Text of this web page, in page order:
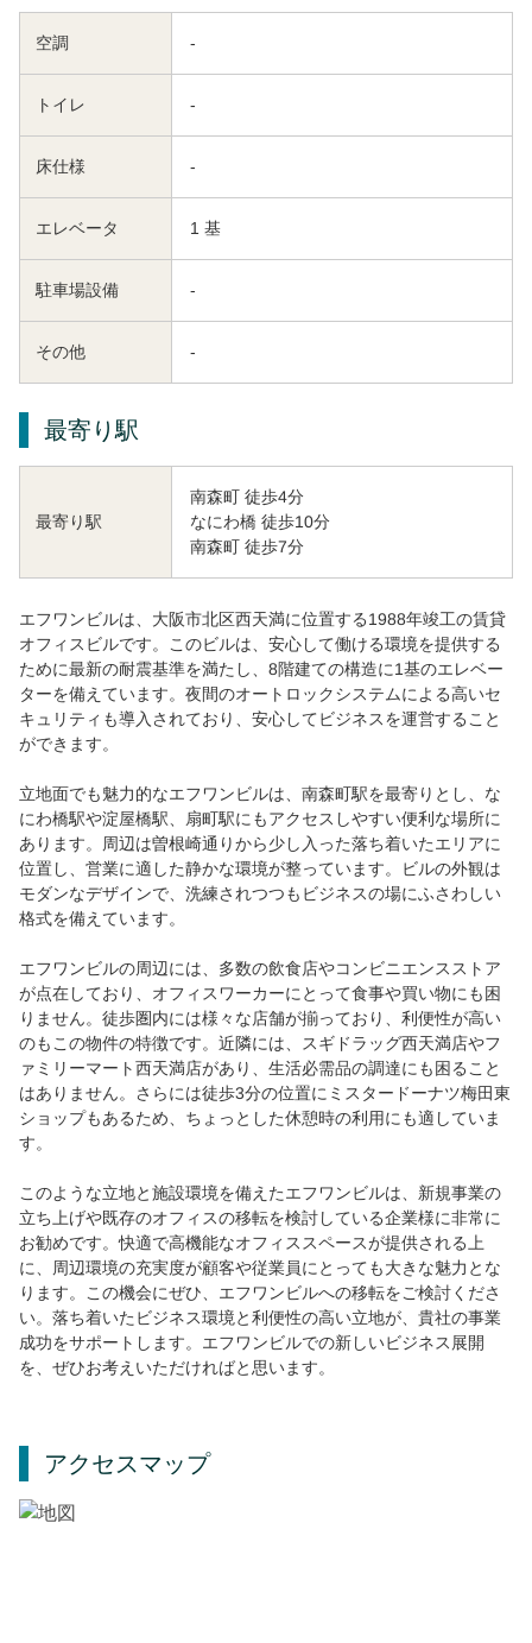
空調 -
トイレ -
床仕様 -
エレベータ 1 基
駐車場設備 -
その他 -
最寄り駅
最寄り駅
南森町 徒歩4分
なにわ橋 徒歩10分
南森町 徒歩7分
エフワンビルは、大阪市北区西天満に位置する1988年竣工の賃貸
オフィスビルです。このビルは、安心して働ける環境を提供する
ために最新の耐震基準を満たし、8階建ての構造に1基のエレベー
ターを備えています。夜間のオートロックシステムによる高いセ
キュリティも導入されており、安心してビジネスを運営すること
ができます。
立地面でも魅力的なエフワンビルは、南森町駅を最寄りとし、な
にわ橋駅や淀屋橋駅、扇町駅にもアクセスしやすい便利な場所に
あります。周辺は曽根崎通りから少し入った落ち着いたエリアに
位置し、営業に適した静かな環境が整っています。ビルの外観は
モダンなデザインで、洗練されつつもビジネスの場にふさわしい
格式を備えています。
エフワンビルの周辺には、多数の飲食店やコンビニエンスストア
が点在しており、オフィスワーカーにとって食事や買い物にも困
りません。徒歩圏内には様々な店舗が揃っており、利便性が高い
のもこの物件の特徴です。近隣には、スギドラッグ西天満店やフ
ァミリーマート西天満店があり、生活必需品の調達にも困ること
はありません。さらには徒歩3分の位置にミスタードーナツ梅田東
ショップもあるため、ちょっとした休憩時の利用にも適していま
す。
このような立地と施設環境を備えたエフワンビルは、新規事業の
立ち上げや既存のオフィスの移転を検討している企業様に非常に
お勧めです。快適で高機能なオフィススペースが提供される上
に、周辺環境の充実度が顧客や従業員にとっても大きな魅力とな
ります。この機会にぜひ、エフワンビルへの移転をご検討くださ
い。落ち着いたビジネス環境と利便性の高い立地が、貴社の事業
成功をサポートします。エフワンビルでの新しいビジネス展開
を、ぜひお考えいただければと思います。
アクセスマップ